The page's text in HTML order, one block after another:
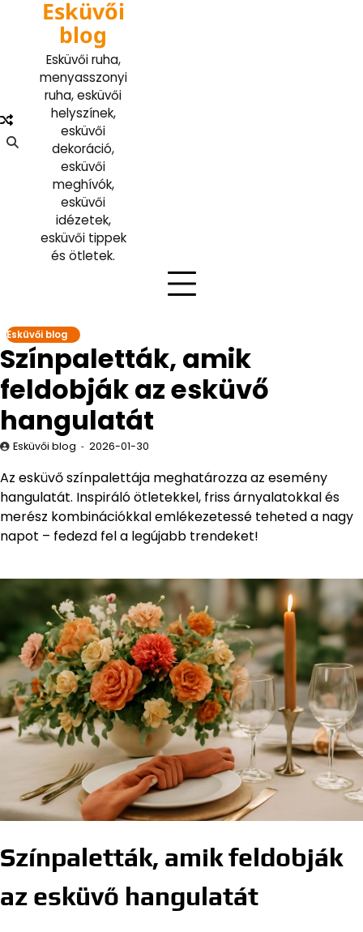
Esküvői
blog
Esküvői ruha,
menyasszonyi
ruha, esküvői
helyszínek,
esküvői
dekoráció,
esküvői
meghívók,
esküvői
idézetek,
esküvői tippek
és ötletek.
Esküvői blog
Színpaletták, amik
feldobják az esküvő
hangulatát
Esküvői blog 2026-01-30
Az esküvő színpalettája meghatározza az esemény
hangulatát. Inspiráló ötletekkel, friss árnyalatokkal és
merész kombinációkkal emlékezetessé teheted a nagy
napot – fedezd fel a legújabb trendeket!
Színpaletták, amik feldobják
az esküvő hangulatát